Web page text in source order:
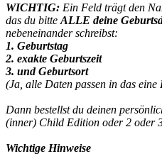
WICHTIG: Ein Feld trägt den
das du bitte ALLE deine
nebeneinander schreibst:
1. Geburtstag
2. exakte Geburtszeit
3. und Geburtsort
(Ja, alle Daten passen in das eine
Dann bestellst du deinen
(inner) Child Edition oder 2 oder
Wichtige Hinweise